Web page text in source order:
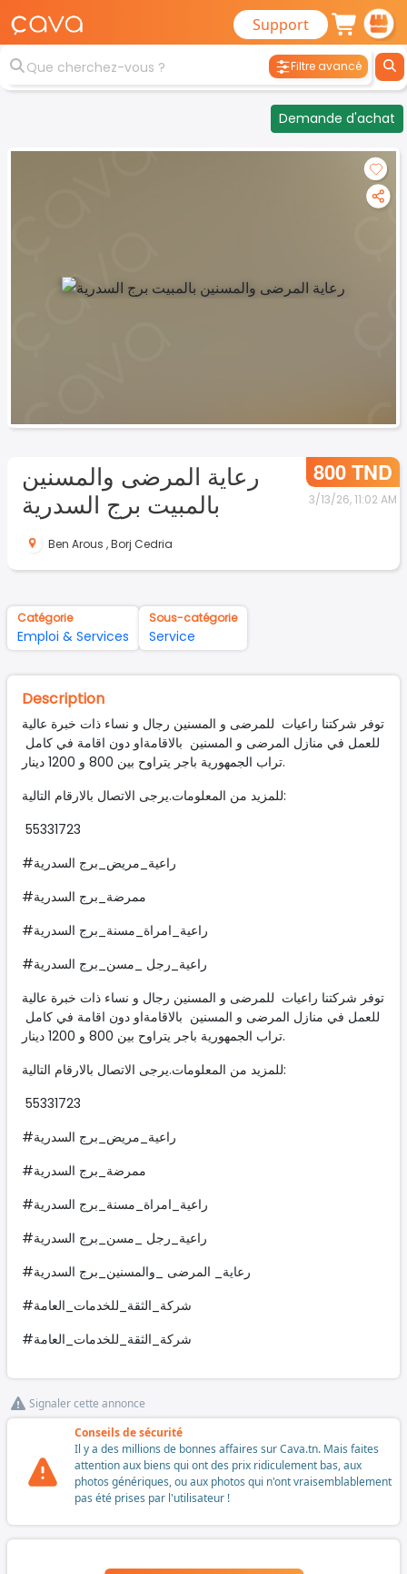
Support
Filtre avancé
Demande d'achat
رعاية المرضى والمسنين
بالمبيت برج السدرية
800 TND
3/13/26, 11:02 AM
Ben Arous ,Borj Cedria
Catégorie
Emploi & Services
Sous-catégorie
Service
Description
توفر شركتنا راعيات للمرضى و المسنين رجال و نساء ذات خبرة عالية
للعمل في منازل المرضى و المسنين بالاقامةاو دون اقامة في كامل
تراب الجمهورية باجر يتراوح بين 800 و 1200 دينار.
للمزيد من المعلومات.يرجى الاتصال بالارقام التالية:
55331723
#راعية_مريض_برج السدرية
#ممرضة_برج السدرية
#راعية_امراة_مسنة_برج السدرية
#راعية_رجل _مسن_برج السدرية
توفر شركتنا راعيات للمرضى و المسنين رجال و نساء ذات خبرة عالية
للعمل في منازل المرضى و المسنين بالاقامةاو دون اقامة في كامل
تراب الجمهورية باجر يتراوح بين 800 و 1200 دينار.
للمزيد من المعلومات.يرجى الاتصال بالارقام التالية:
55331723
#راعية_مريض_برج السدرية
#ممرضة_برج السدرية
#راعية_امراة_مسنة_برج السدرية
#راعية_رجل _مسن_برج السدرية
#رعاية_ المرضى _والمسنين_برج السدرية
#شركة_الثقة_للخدمات_العامة
#شركة_الثقة_للخدمات_العامة
Signaler cette annonce
Conseils de sécurité
Il y a des millions de bonnes affaires sur Cava.tn. Mais faites
attention aux biens qui ont des prix ridiculement bas, aux
photos génériques, ou aux photos qui n'ont vraisemblablement
pas été prises par l'utilisateur !